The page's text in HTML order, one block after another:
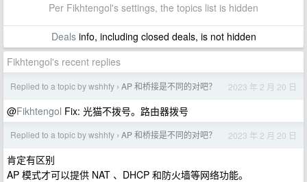
Per Fikhtengol's settings, the topics list is hidden
Dealsinfo, including closed deals, is not hidden
Fikhtengol's recent replies
Replied to a topic by wshhfy › AP 和桥接是不同的对吧？ 2023 年 2 月 20 日
@Fikhtengol Fix: 光猫不拨号。路由器拨号
Replied to a topic by wshhfy › AP 和桥接是不同的对吧？ 2023 年 2 月 20 日
肯定有区别
AP 模式才可以提供 NAT 、DHCP 和防火墙等网络功能。